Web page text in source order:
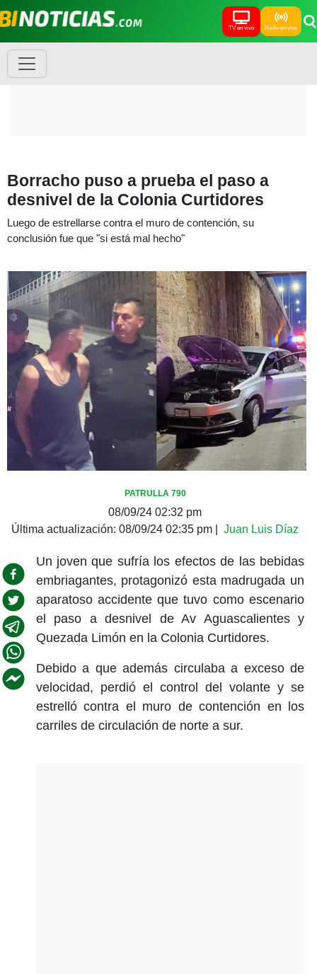
TV en vivo Radio en vivo
Borracho puso a prueba el paso a
desnivel de la Colonia Curtidores
Luego de estrellarse contra el muro de contención, su
conclusión fue que "si está mal hecho"
PATRULLA 790
08/09/24 02:32 pm
Última actualización: 08/09/24 02:35 pm Juan Luis Díaz
Un joven que sufría los efectos de las bebidas
embriagantes, protagonizó esta madrugada un
aparatoso accidente que tuvo como escenario
el paso a desnivel de Av Aguascalientes y
Quezada Limón en la Colonia Curtidores.
Debido a que además circulaba a exceso de
velocidad, perdió el control del volante y se
estrelló contra el muro de contención en los
carriles de circulación de norte a sur.